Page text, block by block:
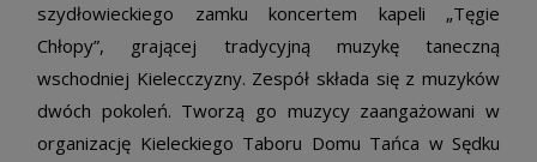
szydłowieckiego zamku koncertem kapeli „Tęgie
Chłopy”, grającej tradycyjną muzykę taneczną
wschodniej Kielecczyzny. Zespół składa się z muzyków
dwóch pokoleń. Tworzą go muzycy zaangażowani w
organizację Kieleckiego Taboru Domu Tańca w Sędku